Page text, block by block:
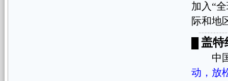
加入“
际和地
盖特
中国
动，放